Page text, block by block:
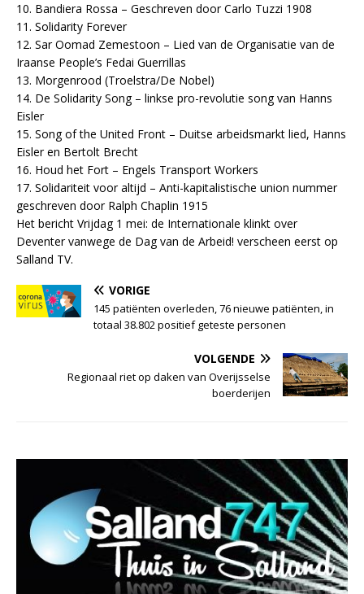
10. Bandiera Rossa – Geschreven door Carlo Tuzzi 1908
11. Solidarity Forever
12. Sar Oomad Zemestoon – Lied van de Organisatie van de
Iraanse People’s Fedai Guerrillas
13. Morgenrood (Troelstra/De Nobel)
14. De Solidarity Song – linkse pro-revolutie song van Hanns
Eisler
15. Song of the United Front – Duitse arbeidsmarkt lied, Hanns
Eisler en Bertolt Brecht
16. Houd het Fort – Engels Transport Workers
17. Solidariteit voor altijd – Anti-kapitalistische union nummer
geschreven door Ralph Chaplin 1915
Het bericht Vrijdag 1 mei: de Internationale klinkt over
Deventer vanwege de Dag van de Arbeid! verscheen eerst op
Salland TV.
VORIGE
145 patiënten overleden, 76 nieuwe patiënten, in
totaal 38.802 positief geteste personen
VOLGENDE
Regionaal riet op daken van Overijsselse
boerderijen